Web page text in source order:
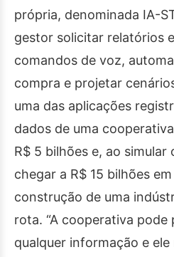
própria, denominada IA-
gestor solicitar relatórios
comandos de voz,
compra e projetar
uma das aplicações
dados de uma
R$ 5 bilhões e, ao simular
chegar a R$ 15 bilhões
construção de uma
rota. “A cooperativa pode
qualquer informação e ele